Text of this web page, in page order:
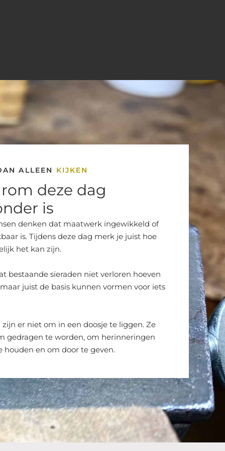
ALLEEN KIJKEN
deze dag
is
denken dat maatwerk ingewikkeld of
is. Tijdens deze dag merk je juist hoe
het kan zijn.
bestaande sieraden niet verloren hoeven
juist de basis kunnen vormen voor iets
zijn er niet om in een doosje te liggen. Ze
gedragen te worden, om herinneringen
houden en om door te geven.